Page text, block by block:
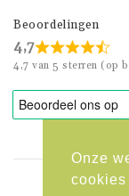
Onze
cookies
Beoordelingen
4,7
4,7 van 5 sterren (op